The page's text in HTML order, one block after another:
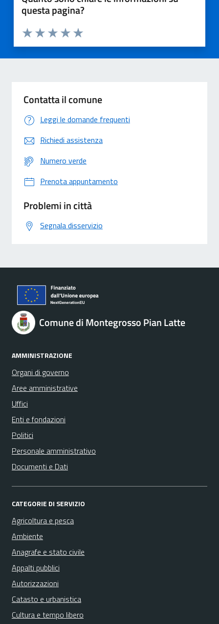
questa pagina?
Valuta 5 stelle su 5
Valuta 4 stelle su 5
Valuta 3 stelle su 5
Valuta 2 stelle su 5
Valuta 1 stelle su 5
Contatta il comune
Leggi le domande frequenti
Richiedi assistenza
Numero verde
Prenota appuntamento
Problemi in città
Segnala disservizio
Comune di Montegrosso Pian Latte
AMMINISTRAZIONE
Organi di governo
Aree amministrative
Uffici
Enti e fondazioni
Politici
Personale amministrativo
Documenti e Dati
CATEGORIE DI SERVIZIO
Agricoltura e pesca
Ambiente
Anagrafe e stato civile
Appalti pubblici
Autorizzazioni
Catasto e urbanistica
Cultura e tempo libero